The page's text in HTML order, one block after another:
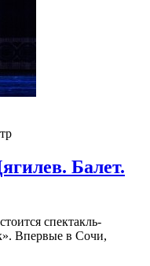
Балет.
спектакль-
Впервые в Сочи,